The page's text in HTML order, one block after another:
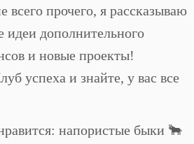
всего прочего, я рассказываю
дополнительного
и новые проекты!
успеха и знайте, у вас все
напористые быки 🐂